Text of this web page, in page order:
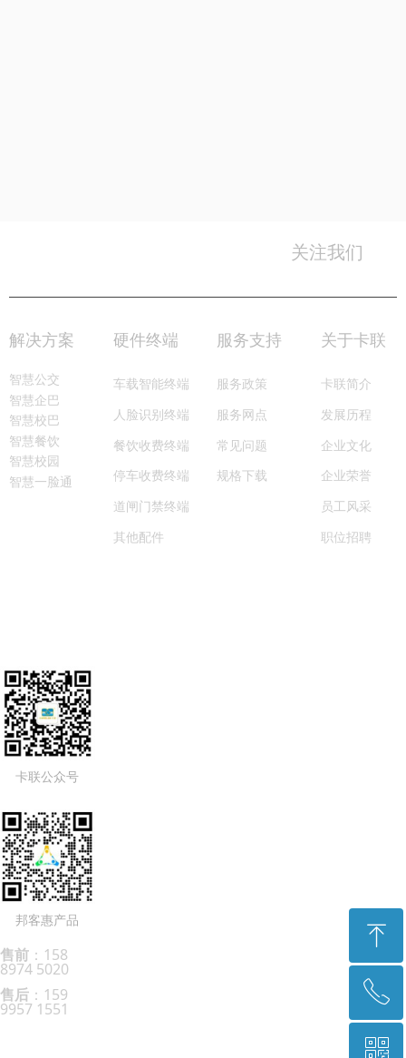
关注我们
智慧公交
智慧企巴
智慧校巴
智慧餐饮
智慧校园
智慧一脸通
解决方案 硬件终端
车载智能终端
人脸识别终端
餐饮收费终端
停车收费终端
道闸门禁终端
其他配件
服务支持
服务政策
服务网点
常见问题
规格下载
关于卡联
卡联简介
发展历程
企业文化
企业荣誉
员工风采
职位招聘
卡联公众号
邦客惠产品
售前 ：158
8974 5020
售后 ：159
9957 1551
ꁸ
回到顶部
ꂅ
0755-8996 6666
ꀥ